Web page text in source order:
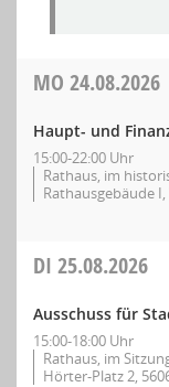
MO 24.08.2026
Haupt- und
15:00-22:00 Uhr
Rathaus, im
Rathausgebäude
DI 25.08.2026
Ausschuss für
15:00-18:00 Uhr
Rathaus, im
Hörter-Platz 2,